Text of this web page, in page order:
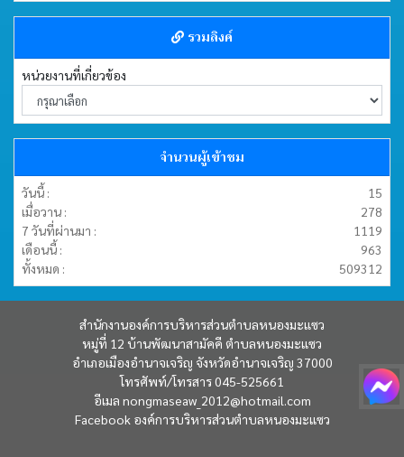
รวมลิงค์
หน่วยงานที่เกี่ยวข้อง
จำนวนผู้เข้าชม
วันนี้ :
15
เมื่อวาน :
278
7 วันที่ผ่านมา :
1119
เดือนนี้ :
963
ทั้งหมด :
509312
สำนักงานองค์การบริหารส่วนตำบลหนองมะแซว
หมู่ที่ 12 บ้านพัฒนาสามัคคี ตำบลหนองมะแซว
อำเภอเมืองอำนาจเจริญ จังหวัดอำนาจเจริญ 37000
โทรศัพท์/โทรสาร 045-525661
อีเมล nongmaseaw_2012@hotmail.com
Facebook องค์การบริหารส่วนตำบลหนองมะแซว